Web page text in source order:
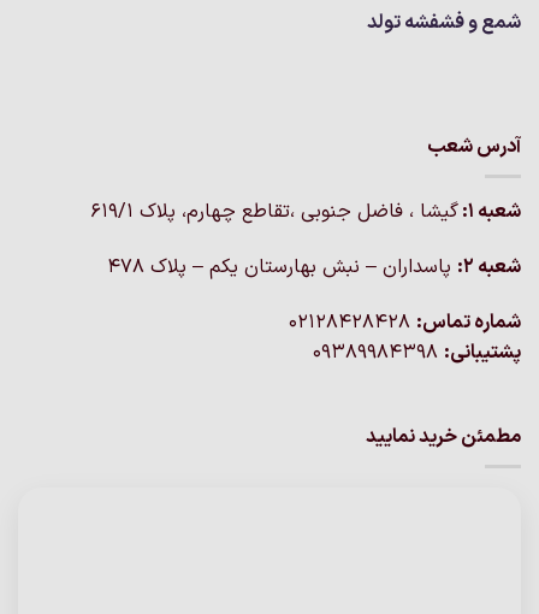
شمع و فشفشه تولد
آدرس شعب
شعبه 1:
گيشا ، فاضل جنوبی ،تقاطع چهارم، پلاک 619/1
شعبه 2:
پاسداران – نبش بهارستان یکم – پلاک ۴۷۸
شماره تماس:
پشتیبانی:
مطمئن خرید نمایید